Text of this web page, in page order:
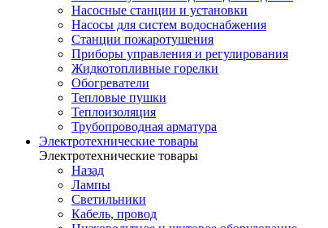
Насосные станции и установки
Насосы для систем водоснабжения
Станции пожаротушения
Приборы управления и регулирования
Жидкотопливные горелки
Обогреватели
Тепловые пушки
Теплоизоляция
Трубопроводная арматура
Электротехнические товары
Электротехнические товары
Назад
Лампы
Светильники
Кабель, провод